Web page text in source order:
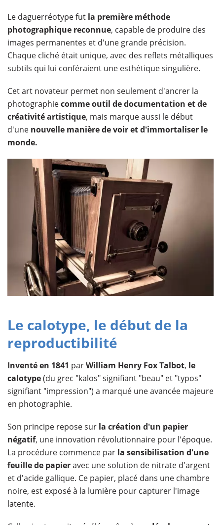
Le daguerréotype fut la première méthode
photographique reconnue, capable de produire des
images permanentes et d'une grande précision.
Chaque cliché était unique, avec des reflets métalliques
subtils qui lui conféraient une esthétique singulière.
Cet art novateur permet non seulement d'ancrer la
photographiecomme outil de documentation et de
créativité artistique, mais marque aussi le début
d'une nouvelle manière de voir et d'immortaliser le
monde.
Le calotype, le début de la
reproductibilité
Inventé en 1841 parWilliam Henry Fox Talbot, le
calotype(du grec "kalos" signifiant "beau" et "typos"
signifiant "impression") a marqué une avancée majeure
en photographie.
Son principe repose sur la création d'un papier
négatif, une innovation révolutionnaire pour l'époque.
La procédure commence par la sensibilisation d'une
feuille de papieravec une solution de nitrate d'argent
et d'acide gallique. Ce papier, placé dans une chambre
noire, est exposé à la lumière pour capturer l'image
latente.